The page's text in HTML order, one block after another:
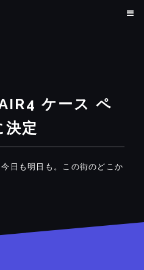
ケース ペ
決定
日も明日も。この街のどこか